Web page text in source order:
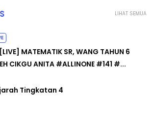
LIHAT SEMUA
MATEMATIK SR, WANG TAHUN 6
CIKGU ANITA #ALLINONE #141 #...
Tingkatan 4